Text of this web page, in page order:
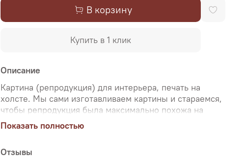
В корзину
Купить в 1 клик
Описание
Картина (репродукция) для интерьера, печать на
холсте. Мы сами изготавливаем картины и стараемся,
чтобы репродукция была максимально похожа на
оригинальную картину, какой её создал художник.
Именно поэтому, мы уделяем особое внимание
печати используются художественный хлопковый
Показать полностью
Отзывы